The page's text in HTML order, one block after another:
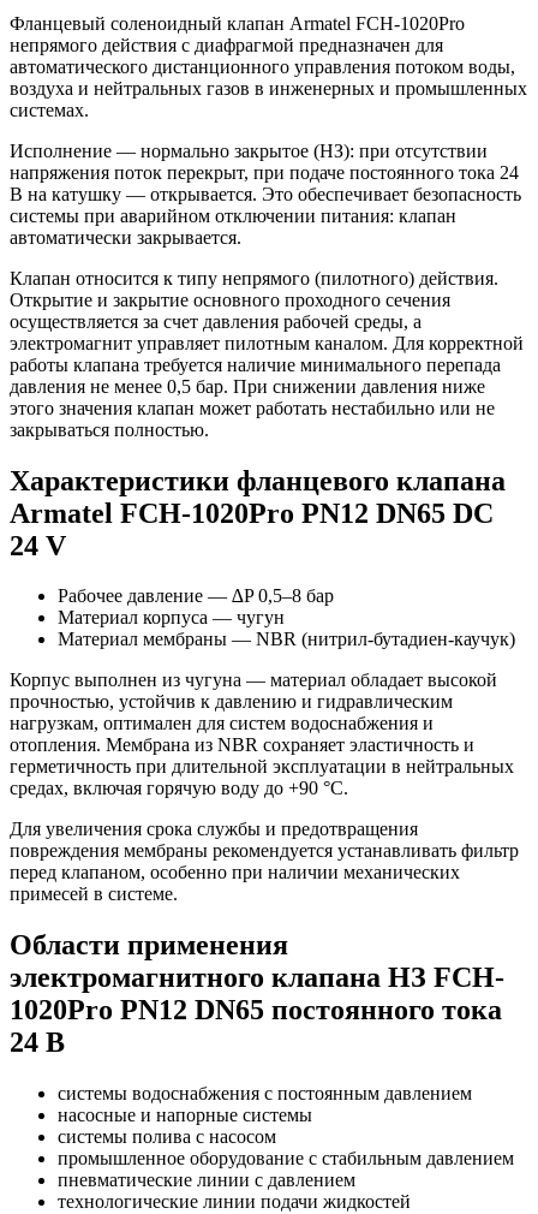
Фланцевый соленоидный клапан Armatel FCH-1020Pro
непрямого действия с диафрагмой предназначен для
автоматического дистанционного управления потоком воды,
воздуха и нейтральных газов в инженерных и промышленных
системах.
Исполнение — нормально закрытое (НЗ): при отсутствии
напряжения поток перекрыт, при подаче постоянного тока 24
В на катушку — открывается. Это обеспечивает безопасность
системы при аварийном отключении питания: клапан
автоматически закрывается.
Клапан относится к типу непрямого (пилотного) действия.
Открытие и закрытие основного проходного сечения
осуществляется за счет давления рабочей среды, а
электромагнит управляет пилотным каналом. Для корректной
работы клапана требуется наличие минимального перепада
давления не менее 0,5 бар. При снижении давления ниже
этого значения клапан может работать нестабильно или не
закрываться полностью.
Характеристики фланцевого клапана
Armatel FCH-1020Pro PN12 DN65 DC
24 V
Рабочее давление — ∆P 0,5–8 бар
Материал корпуса — чугун
Материал мембраны — NBR (нитрил-бутадиен-каучук)
Корпус выполнен из чугуна — материал обладает высокой
прочностью, устойчив к давлению и гидравлическим
нагрузкам, оптимален для систем водоснабжения и
отопления. Мембрана из NBR сохраняет эластичность и
герметичность при длительной эксплуатации в нейтральных
средах, включая горячую воду до +90 °C.
Для увеличения срока службы и предотвращения
повреждения мембраны рекомендуется устанавливать фильтр
перед клапаном, особенно при наличии механических
примесей в системе.
Области применения
электромагнитного клапана НЗ FCH-
1020Pro PN12 DN65 постоянного тока
24 В
системы водоснабжения с постоянным давлением
насосные и напорные системы
системы полива с насосом
промышленное оборудование с стабильным давлением
пневматические линии с давлением
технологические линии подачи жидкостей